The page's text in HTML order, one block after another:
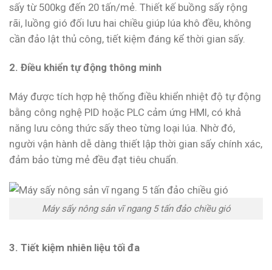
sấy từ 500kg đến 20 tấn/mẻ. Thiết kế buồng sấy rộng
rãi, luồng gió đối lưu hai chiều giúp lúa khô đều, không
cần đảo lật thủ công, tiết kiệm đáng kể thời gian sấy.
2. Điều khiển tự động thông minh
Máy được tích hợp hệ thống điều khiển nhiệt độ tự động
bằng công nghệ PID hoặc PLC cảm ứng HMI, có khả
năng lưu công thức sấy theo từng loại lúa. Nhờ đó,
người vận hành dễ dàng thiết lập thời gian sấy chính xác,
đảm bảo từng mẻ đều đạt tiêu chuẩn.
Máy sấy nông sản vĩ ngang 5 tấn đảo chiều gió
3. Tiết kiệm nhiên liệu tối đa